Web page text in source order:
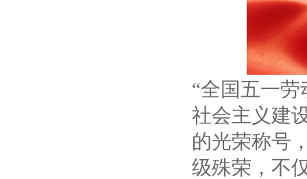
“全国五一
社会主义建
的光荣称号
级殊荣，不